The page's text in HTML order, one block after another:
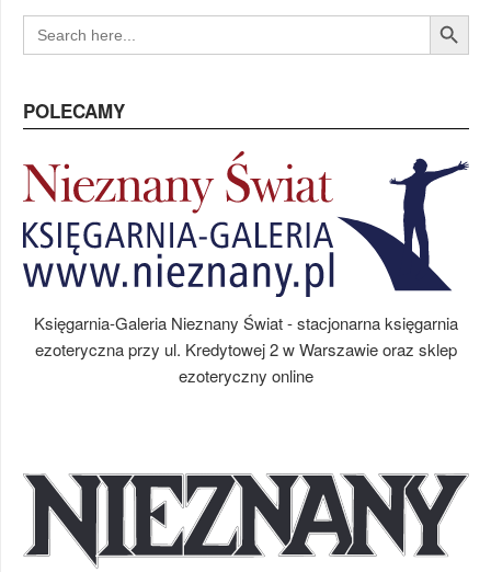
SEARCH
FOR:
Search Button
POLECAMY
Księgarnia-Galeria Nieznany Świat - stacjonarna księgarnia
ezoteryczna przy ul. Kredytowej 2 w Warszawie oraz sklep
ezoteryczny online